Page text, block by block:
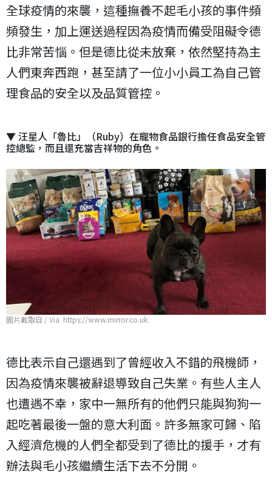
全球疫情的來襲，這種撫養不起毛小孩的事件頻
頻發生，加上運送過程因為疫情而備受阻礙令德
比非常苦惱。但是德比從未放棄，依然堅持為主
人們東奔西跑，甚至請了一位小小員工為自己管
理食品的安全以及品質管控。
▼ 汪星人「魯比」（Ruby）在寵物食品銀行擔任食品安全管
控總監，而且還充當吉祥物的角色。
圖片截取自 / Via https://www.mirror.co.uk
德比表示自己還遇到了曾經收入不錯的飛機師，
因為疫情來襲被辭退導致自己失業。有些人主人
也遭遇不幸，家中一無所有的他們只能與狗狗一
起吃著最後一盤的意大利面。許多無家可歸、陷
入經濟危機的人們全都受到了德比的援手，才有
辦法與毛小孩繼續生活下去不分開。